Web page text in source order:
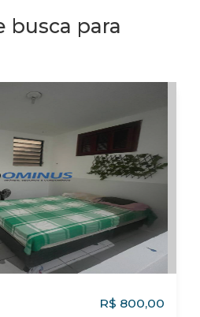
busca para
R$ 800,00